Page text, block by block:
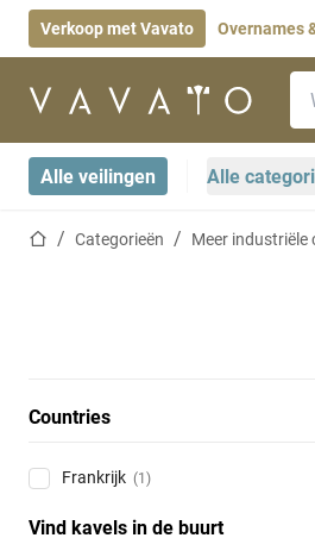
Verkoop met Vavato Overnames
Startpagina
Alle veilingen Alle
StartpaginaCategorieën Meer industriële
Countries
Frankrijk (1)
Vind kavels in de buurt